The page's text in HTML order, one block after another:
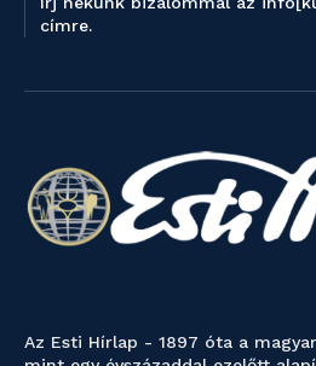
címre.
Az Esti Hírlap - 1897 óta a